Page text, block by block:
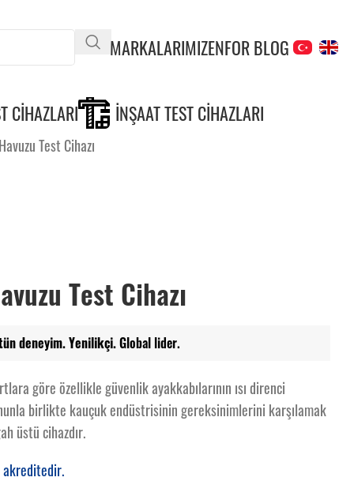
MARKALARIMIZENFOR BLOG
CIHAZLARI İNŞAAT TEST CIHAZLARI
Test Cihazı
Test Cihazı
deneyim. Yenilikçi.Global lider.
göre özellikle güvenlik ayakkabılarının ısı direnci
birlikte kauçuk endüstrisinin gereksinimlerini karşılamak
üstü cihazdır.
akreditedir.